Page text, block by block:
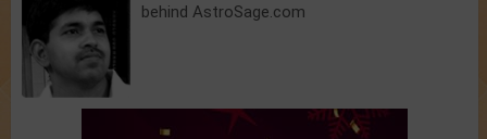
behind AstroSage.com